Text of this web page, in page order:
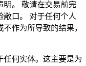
明。 敬请在交易前完
敞口。 对于任何个人
作为所导致的结果，
任何实体。这主要是为